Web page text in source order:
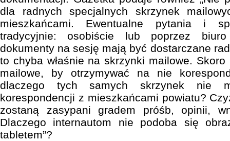
dla radnych specjalnych skrzynek
mieszkańcami. Ewentualne pytania i
tradycyjnie: osobiście lub poprzez
dokumenty na sesję mają być dostarczane
to chyba właśnie na skrzynki mailowe.
mailowe, by otrzymywać na nie
dlaczego tych samych skrzynek nie
korespondencji z mieszkańcami powiatu?
zostaną zasypani gradem próśb, opinii,
Dlaczego internautom nie podoba się
tabletem”?